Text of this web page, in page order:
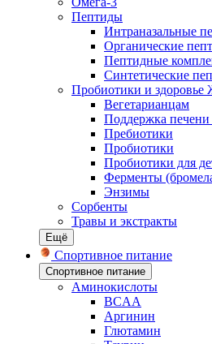
Пептиды
Интраназальные
Органические
Пептидные
Синтетические
Пробиотики и
Вегетарианцам
Поддержка
Пребиотики
Пробиотики
Пробиотики для
Ферменты
Энзимы
Сорбенты
Травы и экстракты
Ещё
Спортивное питание
Спортивное питание
Аминокислоты
BCAA
Аргинин
Глютамин